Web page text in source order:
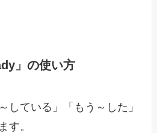
」の使い方
している」「もう～した」
す。